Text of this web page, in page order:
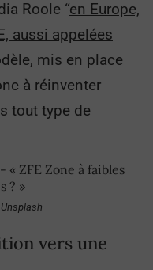
Roole “en Europe,
aussi appelées
mis en place
à réinventer
tout type de
vers une